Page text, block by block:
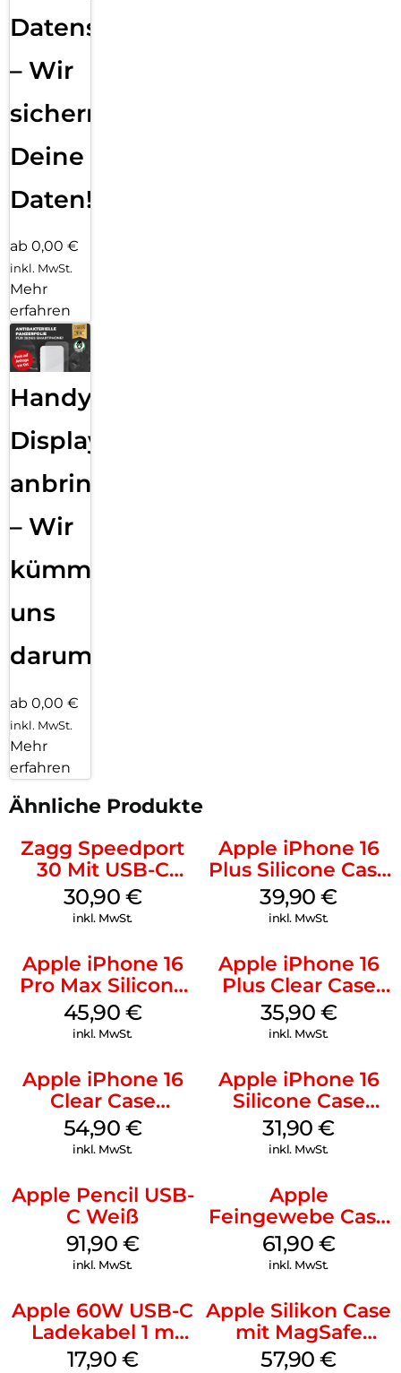
Datensicherung
– Wir
sichern
Deine
Daten!
ab 0,00 €
inkl. MwSt.
Mehr
erfahren
Handy
Displayfolie
anbringen
– Wir
kümmern
uns
darum!
ab 0,00 €
inkl. MwSt.
Mehr
erfahren
Ähnliche Produkte
Zagg Speedport
30 Mit USB-C
Kabel Weiß
30,90 €
inkl. MwSt.
Apple iPhone 16
Plus Silicone Case
MagSafe Plum
39,90€
inkl. MwSt.
Apple iPhone 16
Pro Max Silicone
Case MagSafe
Ultramarine
45,90 €
inkl. MwSt.
Apple iPhone 16
Plus Clear Case
MagSafe
Transparent
35,90 €
inkl. MwSt.
Apple iPhone 16
Clear Case
MagSafe
Transparent
54,90 €
inkl. MwSt.
Apple iPhone 16
Silicone Case
MagSafe Fuchsia
31,90€
inkl. MwSt.
Apple Pencil USB-
C Weiß
91,90 €
inkl. MwSt.
Apple
Feingewebe Case
iPhone 15 Pro
MagSafe Schwarz
61,90 €
inkl. MwSt.
Apple 60W USB-C
Ladekabel 1 m
Weiß
17,90 €
Apple Silikon Case
mit MagSafe
iPhone 14 Pro
57,90€